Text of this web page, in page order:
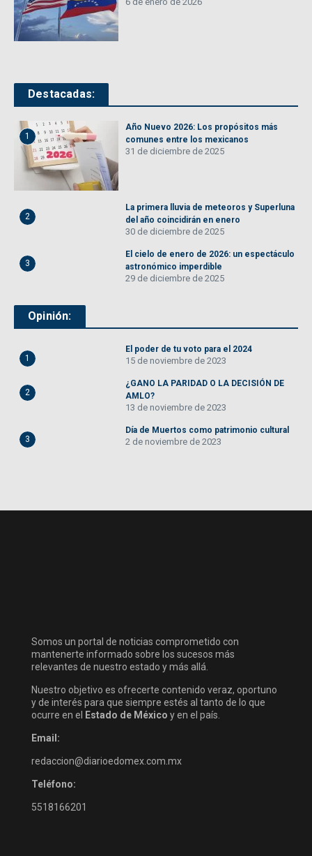
Destacadas:
1
Año Nuevo 2026: Los propósitos más
comunes entre los mexicanos
31 de diciembre de 2025
2
La primera lluvia de meteoros y Superluna
del año coincidirán en enero
30 de diciembre de 2025
3
El cielo de enero de 2026: un espectáculo
astronómico imperdible
29 de diciembre de 2025
Opinión:
1
El poder de tu voto para el 2024
15 de noviembre de 2023
2
¿GANO LA PARIDAD O LA DECISIÓN DE
AMLO?
13 de noviembre de 2023
3
Día de Muertos como patrimonio cultural
2 de noviembre de 2023
Somos un portal de noticias comprometido con
mantenerte informado sobre los sucesos más
relevantes de nuestro estado y más allá.
Nuestro objetivo es ofrecerte contenido veraz, oportuno
y de interés para que siempre estés al tanto de lo que
ocurre en el
Estado de México y en el país.
Email:
redaccion@diarioedomex.com.mx
Teléfono:
5518166201